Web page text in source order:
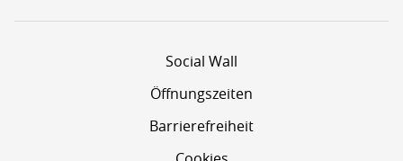
Social Wall
Öffnungszeiten
Barrierefreiheit